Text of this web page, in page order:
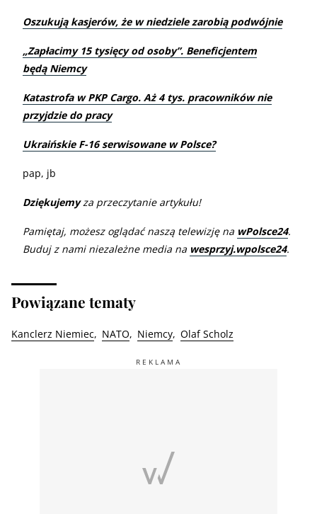
Oszukują kasjerów, że w niedziele zarobią podwójnie
„Zapłacimy 15 tysięcy od osoby”. Beneficjentem
będą Niemcy
Katastrofa w PKP Cargo. Aż 4 tys. pracowników nie
przyjdzie do pracy
Ukraińskie F-16 serwisowane w Polsce?
pap, jb
Dziękujemyza przeczytanie artykułu!
Pamiętaj, możesz oglądać naszą telewizję na wPolsce24.
Buduj z nami niezależne media na wesprzyj.wpolsce24.
Powiązane tematy
Kanclerz Niemiec NATO Niemcy Olaf Scholz